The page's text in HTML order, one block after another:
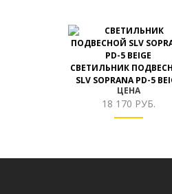
СВЕТИЛЬНИК
SLV SOPRANA PD-5
ЦЕНА
18 170 РУБ.